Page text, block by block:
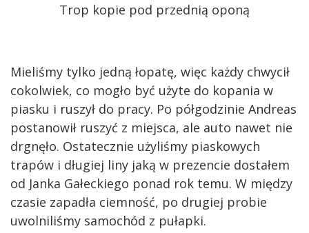
Trop kopie pod przednią oponą
Mieliśmy tylko jedną łopatę, więc każdy chwycił
cokolwiek, co mogło być użyte do kopania w
piasku i ruszył do pracy. Po półgodzinie Andreas
postanowił ruszyć z miejsca, ale auto nawet nie
drgnęło. Ostatecznie użyliśmy piaskowych
trapów i długiej liny jaką w prezencie dostałem
od Janka Gałeckiego ponad rok temu. W między
czasie zapadła ciemność, po drugiej probie
uwolniliśmy samochód z pułapki.